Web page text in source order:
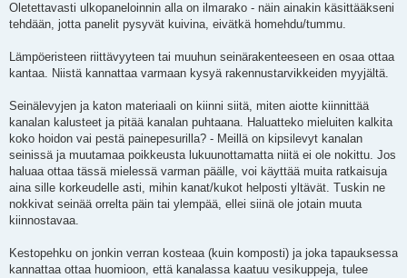
Oletettavasti ulkopaneloinnin alla on ilmarako - näin ainakin käsittääkseni
tehdään, jotta panelit pysyvät kuivina, eivätkä homehdu/tummu.
Lämpöeristeen riittävyyteen tai muuhun seinärakenteeseen en osaa ottaa
kantaa. Niistä kannattaa varmaan kysyä rakennustarvikkeiden myyjältä.
Seinälevyjen ja katon materiaali on kiinni siitä, miten aiotte kiinnittää
kanalan kalusteet ja pitää kanalan puhtaana. Haluatteko mieluiten kalkita
koko hoidon vai pestä painepesurilla? - Meillä on kipsilevyt kanalan
seinissä ja muutamaa poikkeusta lukuunottamatta niitä ei ole nokittu. Jos
haluaa ottaa tässä mielessä varman päälle, voi käyttää muita ratkaisuja
aina sille korkeudelle asti, mihin kanat/kukot helposti yltävät. Tuskin ne
nokkivat seinää orrelta päin tai ylempää, ellei siinä ole jotain muuta
kiinnostavaa.
Kestopehku on jonkin verran kosteaa (kuin komposti) ja joka tapauksessa
kannattaa ottaa huomioon, että kanalassa kaatuu vesikuppeja, tulee